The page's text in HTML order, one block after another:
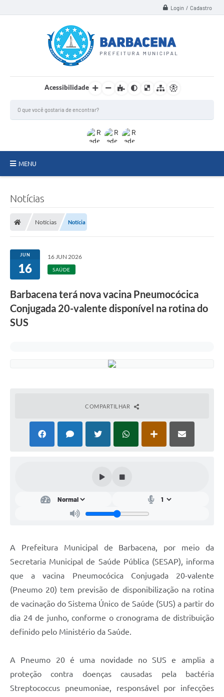
Login / Cadastro
Acessibilidade
MENU
Meio Ambiente
Ouvidoria
Serviços
Visite Barbacena
PPA - PLANO PLURIANUAL 2026/2029
PCA (Planos de Contratações Anuais)
PNAB 2026 - Ciclo 2
Plano Diretor e Mobilidade Urbana
3º Jornada Empreendedora BQ
Festival Gastronômico
Emprega Barbacena
Regularização de bairros
Carta de Serviços
Notícias
Notícias Notícia
JUN
16
16 JUN 2026
SAÚDE
Barbacena terá nova vacina Pneumocócica
Conjugada 20-valente disponível na rotina do
SUS
COMPARTILHAR
A Prefeitura Municipal de Barbacena, por meio da
Secretaria Municipal de Saúde Pública (SESAP), informa
que a vacina Pneumocócica Conjugada 20-valente
(Pneumo 20) tem previsão de disponibilização na rotina
de vacinação do Sistema Único de Saúde (SUS) a partir do
dia 24 de junho, conforme o cronograma de distribuição
definido pelo Ministério da Saúde.
A Pneumo 20 é uma novidade no SUS e amplia a
proteção contra doenças causadas pela bactéria
Streptococcus pneumoniae, responsável por infecções